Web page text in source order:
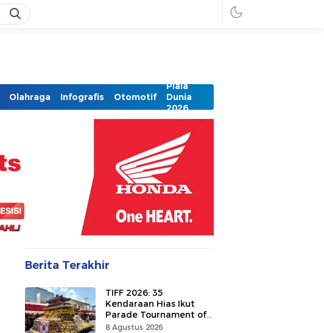
Olahraga Infografis Otomotif
Piala
Dunia
2026
Berita Terakhir
TIFF 2026: 35
Kendaraan Hias Ikut
Parade Tournament of
Flower di Tomohon
8 Agustus 2026